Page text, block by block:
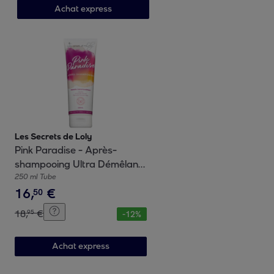
Achat express
Les Secrets de Loly
Pink Paradise - Après-
shampooing Ultra Démêlant
250ml
250 ml Tube
16,50 €
18,95 € -12%
Achat express